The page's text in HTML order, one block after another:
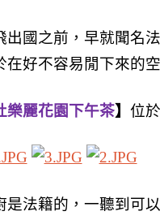
出國之前，早就聞名
在好不容易閒下來的
樂麗花園下午茶】 位
是法籍的，一聽到可